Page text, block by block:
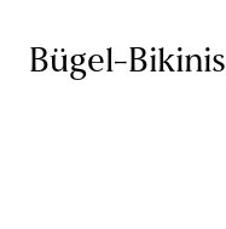
Bügel-Bikinis